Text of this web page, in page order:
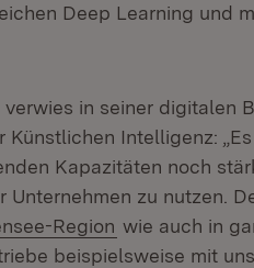
Deep Learning und
in seiner digitalen
Intelligenz:
Kapazitäten noch
zu nutzen.
Region (Öffnet in
wie auch in
beispielsweise mit